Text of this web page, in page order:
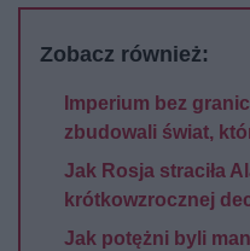
Zobacz również:
Imperium bez
zbudowali świat,
Jak Rosja straciła
krótkowzrocznej
Jak potężni byli